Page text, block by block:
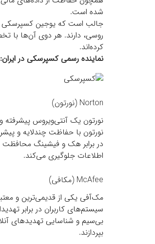
شده است.
جالب است که یوجین کسپرسکی
روسی، دارند. هر دوی آن‌ها با
کرده‌اند.
نماینده رسمی کسپرسکی در ایران:
Norton (نورتون)
نورتون یک آنتی‌ویروس پیشرفته و
نورتون با حفاظت چندلایه و
در برابر هک و فیشینگ محافظت
اطلاعات جلوگیری می‌کند.
McAfee (مکافی)
مک‌آفی یکی از قدیمی‌ترین و
سیستم‌های کاربران در برابر
بی‌سیم و شناسایی تهدیدهای
بپردازند.